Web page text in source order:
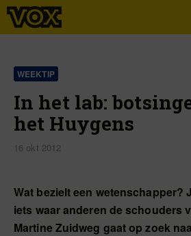
WEEKTIP
In het lab:
het Huygens
16 okt 2012
Wat bezielt een wetenschapper?
iets waar anderen de schouders
Martine Zuidweg gaat op zoek